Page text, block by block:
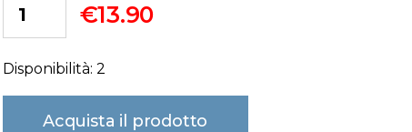
€13.90
Disponibilità: 2
Acquista il prodotto